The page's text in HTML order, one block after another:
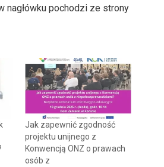
nagłówku pochodzi ze strony
Jak zapewnić zgodność
projektu unijnego z
Konwencją ONZ o prawach
osób z